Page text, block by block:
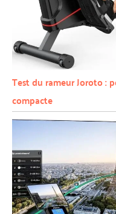
Test du rameur Joroto :
compacte